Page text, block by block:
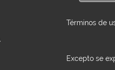
Términos de
Excepto se